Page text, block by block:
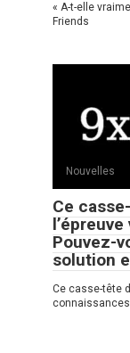
« A-t-elle
Friends
Nouvelles
Ce
Pouvez-
solution
Ce casse-tête